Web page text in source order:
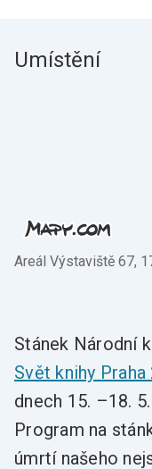
Umístění
Areál Výstaviště 67,
Stánek Národní
Svět knihy Praha
dnech 15. –18.
Program na
úmrtí našeho